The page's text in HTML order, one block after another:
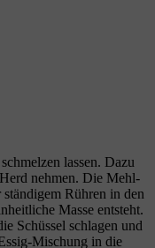
lassen. Dazu
nehmen. Die Mehl-
Rühren in den
Masse entsteht.
Schüssel schlagen und
Mischung in die